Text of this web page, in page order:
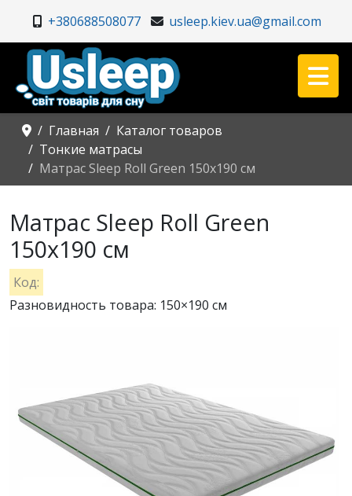
+380688508077 usleep.kiev.ua@gmail.com
Главная
Каталог товаров
Тонкие матрасы
Матрас Sleep Roll Green 150x190 см
Матрас Sleep Roll Green
150x190 см
Код:
Разновидность товара: 150×190 см